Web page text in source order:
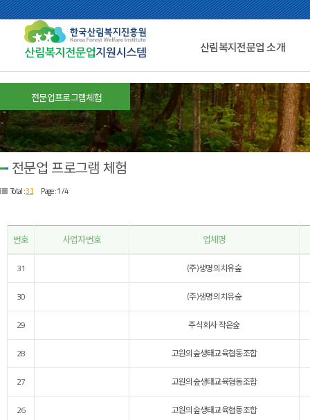
산림복지전문업 소개
전문업프로그램체험
전문업 프로그램 체험
Total :31 Page : 1 /4
번호 사업자번호 업체명
31 (주)생명의치유숲
30 (주)생명의치유숲
29 주식회사 작은숲
28 고원의숲생태교육협동조합
27 고원의숲생태교육협동조합
26 고원의숲생태교육협동조합